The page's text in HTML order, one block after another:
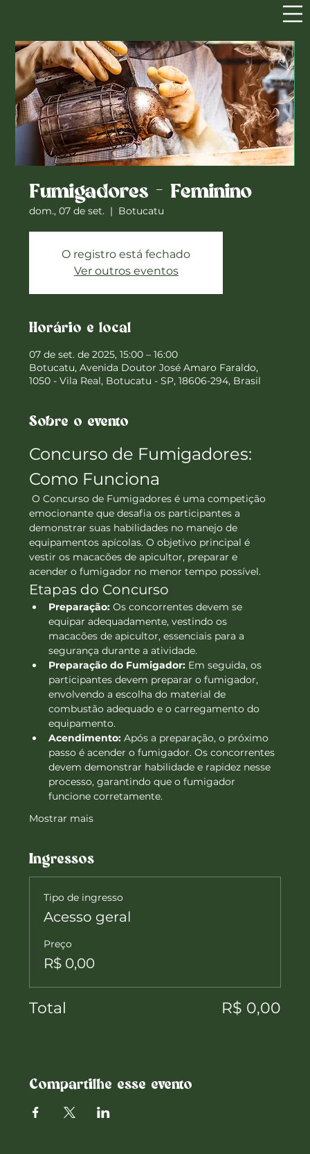
Fumigadores - Feminino
dom., 07 de set.
  |
Botucatu
O registro está fechado
Ver outros eventos
Horário e local
07 de set. de 2025, 15:00 – 16:00
Botucatu, Avenida Doutor José Amaro Faraldo,
1050 - Vila Real, Botucatu - SP, 18606-294, Brasil
Sobre o evento
Concurso de Fumigadores:
Como Funciona
O Concurso de Fumigadores é uma competição
emocionante que desafia os participantes a
demonstrar suas habilidades no manejo de
equipamentos apícolas. O objetivo principal é
vestir os macacões de apicultor, preparar e
acender o fumigador no menor tempo possível.
Etapas do Concurso
Preparação: Os concorrentes devem se
equipar adequadamente, vestindo os
macacões de apicultor, essenciais para a
segurança durante a atividade.
Preparação do Fumigador: Em seguida, os
participantes devem preparar o fumigador,
envolvendo a escolha do material de
combustão adequado e o carregamento do
equipamento.
Acendimento: Após a preparação, o próximo
passo é acender o fumigador. Os concorrentes
devem demonstrar habilidade e rapidez nesse
processo, garantindo que o fumigador
funcione corretamente.
Mostrar mais
Ingressos
Tipo de ingresso
Acesso geral
Preço
R$ 0,00
Total R$ 0,00
Compartilhe esse evento